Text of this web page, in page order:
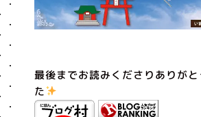
最後までお読みくださりありが
た